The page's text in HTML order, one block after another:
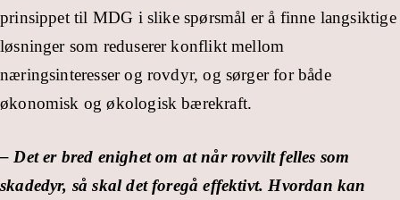
prinsippet til MDG i slike spørsmål er å finne langsiktige
løsninger som reduserer konflikt mellom
næringsinteresser og rovdyr, og sørger for både
økonomisk og økologisk bærekraft.
– Det er bred enighet om at når rovvilt felles som
skadedyr, så skal det foregå effektivt. Hvordan kan